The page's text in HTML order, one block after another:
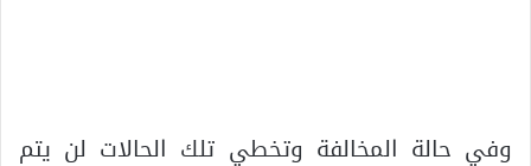
وفي حالة المخالفة وتخطي تلك الحالات لن يتم